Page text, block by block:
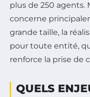
plus de 250
concerne
grande taille, la
pour toute entité,
renforce la prise de
QUELS